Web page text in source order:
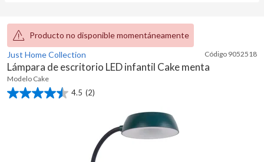
Producto no disponible momentáneamente
Just Home Collection
Código 9052518
Lámpara de escritorio LED infantil Cake menta
Modelo Cake
4.5 (2)
4.5